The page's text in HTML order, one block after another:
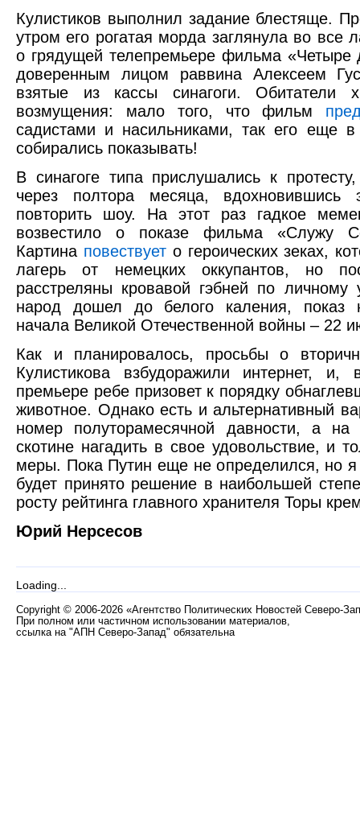
Кулистиков выполнил задание блестяще.
утром его рогатая морда заглянула во все
о грядущей телепремьере фильма «Четыре
доверенным лицом раввина Алексеем
взятые из кассы синагоги. Обитатели
возмущения: мало того, что фильм
садистами и насильниками, так его еще
собирались показывать!
В синагоге типа прислушались к
через полтора месяца, вдохновившись
повторить шоу. На этот раз гадкое
возвестило о показе фильма «Служу
Картина повествуето героических зеках,
лагерь от немецких оккупантов, но
расстреляны кровавой гэбней по личному
народ дошел до белого каления, показ
начала Великой Отечественной войны – 22
Как и планировалось, просьбы о
Кулистикова взбудоражили интернет,
премьере ребе призовет к порядку
животное. Однако есть и альтернативный
номер полуторамесячной давности, а на
скотине нагадить в свое удовольствие, и
меры. Пока Путин еще не определился, но
будет принято решение в наибольшей
росту рейтинга главного хранителя Торы
Юрий Нерсесов
Loading...
Copyright © 2006-2026 «Агентство Политических Новостей Северо-
При полном или частичном использовании материалов,
ссылка на "АПН Северо-Запад" обязательна